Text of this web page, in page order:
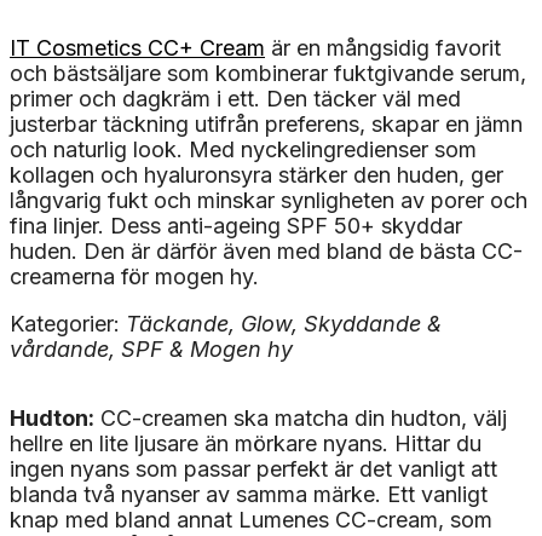
IT Cosmetics CC+ Cream är en mångsidig favorit
och bästsäljare som kombinerar fuktgivande serum,
primer och dagkräm i ett. Den täcker väl med
justerbar täckning utifrån preferens, skapar en jämn
och naturlig look. Med nyckelingredienser som
kollagen och hyaluronsyra stärker den huden, ger
långvarig fukt och minskar synligheten av porer och
fina linjer. Dess anti-ageing SPF 50+ skyddar
huden. Den är därför även med bland de bästa CC-
creamerna för mogen hy.
Kategorier: Täckande, Glow, Skyddande &
vårdande, SPF & Mogen hy
Hudton: CC-creamen ska matcha din hudton, välj
hellre en lite ljusare än mörkare nyans. Hittar du
ingen nyans som passar perfekt är det vanligt att
blanda två nyanser av samma märke. Ett vanligt
knap med bland annat Lumenes CC-cream, som